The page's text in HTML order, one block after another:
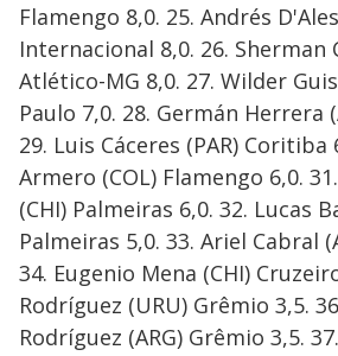
Flamengo 8,0. 25. Andrés
Internacional 8,0. 26. Sherman
Atlético-MG 8,0. 27. Wilder
Paulo 7,0. 28. Germán Herrera
29. Luis Cáceres (PAR) Coritiba
Armero (COL) Flamengo 6,0.
(CHI) Palmeiras 6,0. 32. Lucas
Palmeiras 5,0. 33. Ariel Cabral
34. Eugenio Mena (CHI)
Rodríguez (URU) Grêmio 3,5.
Rodríguez (ARG) Grêmio 3,5.